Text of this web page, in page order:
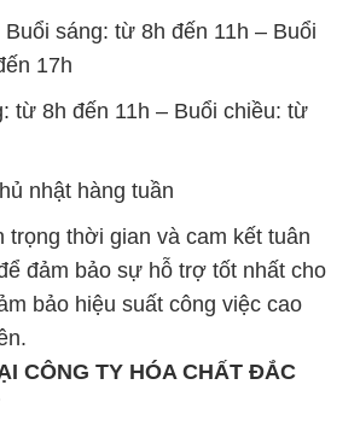
sáng: từ 8h đến 11h – Buổi
17h
từ 8h đến 11h – Buổi chiều: từ
nhật hàng tuần
trọng thời gian và cam kết tuân
đảm bảo sự hỗ trợ tốt nhất cho
bảo hiệu suất công việc cao
CÔNG TY HÓA CHẤT ĐẮC